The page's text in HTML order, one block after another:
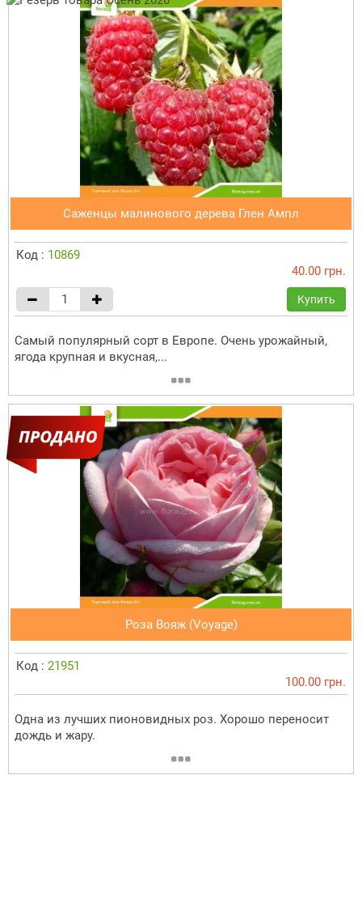
Саженцы малинового дерева Глен Ампл
Код : 10869
40.00 грн.
Купить
Самый популярный сорт в Европе. Очень урожайный,
ягода крупная и вкусная,...
Роза Вояж (Voyage)
Код : 21951
100.00 грн.
Одна из лучших пионовидных роз. Хорошо переносит
дождь и жару.